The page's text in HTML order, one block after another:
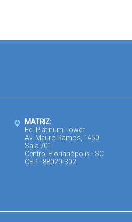
MATRIZ:
Ed. Platinum Tower
Av. Mauro Ramos, 1450
Sala 701
Centro, Florianópolis - SC
CEP - 88020-302